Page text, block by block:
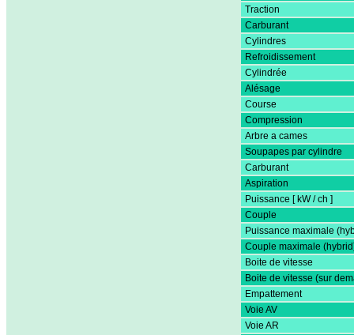
Traction
Carburant
Cylindres
Refroidissement
Cylindrée
Alésage
Course
Compression
Arbre a cames
Soupapes par cylindre
Carburant
Aspiration
Puissance [ kW / ch ]
Couple
Puissance maximale
Couple maximale
Boite de vitesse
Boite de vitesse (sur
Empattement
Voie AV
Voie AR